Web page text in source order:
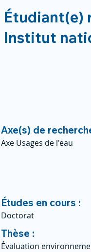
Étudiant(e)
Institut
Axe(s) de
Axe Usages de l'eau
Études en cours :
Doctorat
Thèse :
Évaluation